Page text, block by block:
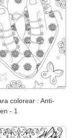
colorear : Anti-
- 1